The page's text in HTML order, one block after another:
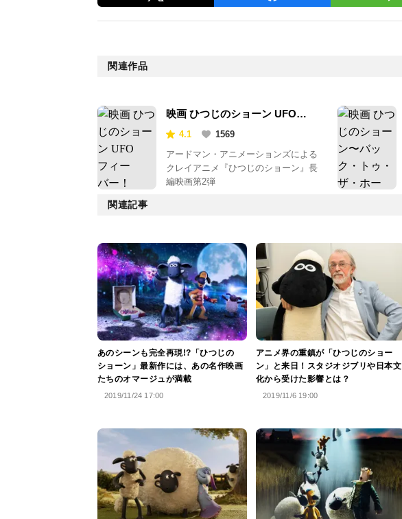
関連作品
映画 ひつじのショーン UFO
フィーバー！
4.1
1569
アードマン・アニメーションズによる
クレイアニメ『ひつじのショーン』長
編映画第2弾
関連記事
あのシーンも完全再現!?「ひつじの
ショーン」最新作には、あの名作映画
たちのオマージュが満載
2019/11/24 17:00
アニメ界の重鎮が「ひつじのショー
ン」と来日！スタジオジブリや日本文
化から受けた影響とは？
2019/11/6 19:00